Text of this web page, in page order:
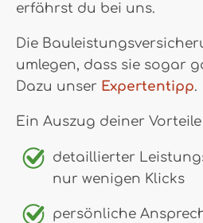
erfährst du bei uns.
Die
umlegen, dass sie sogar
Dazu unser Expertentipp.
Ein Auszug deiner
detaillierter
nur wenigen Klicks
persönliche